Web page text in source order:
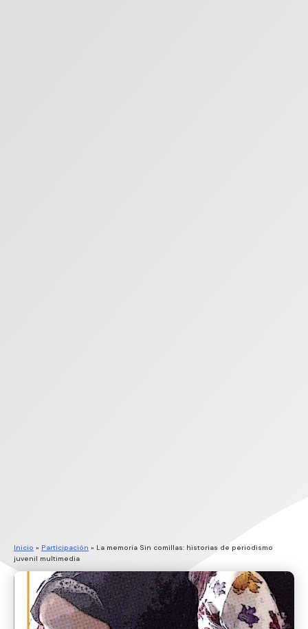
Inicio » Participación » La memoria Sin comillas: historias de periodismo
juvenil multimedia